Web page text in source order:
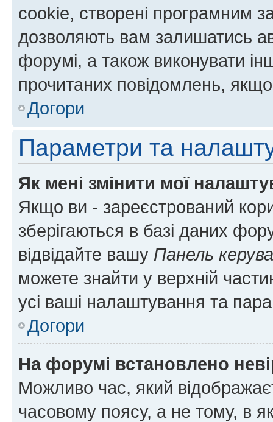
cookie, створені програмним
дозволяють вам залишатись
форумі, а також виконувати
прочитаних повідомлень,
Догори
Параметри та
Як мені змінити мої
Якщо ви - зареєстрований
зберігаються в базі даних
відвідайте вашу Панель
можете знайти у верхній
усі ваші налаштування та
Догори
На форумі встановлено
Можливо час, який
часовому поясу, а не тому, в